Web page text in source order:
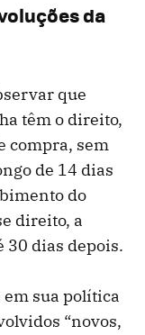
da
que
têm o direito,
compra, sem
de 14 dias
do
direito, a
30 dias depois.
em sua política
“novos,